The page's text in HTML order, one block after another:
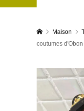
Maison
coutumes